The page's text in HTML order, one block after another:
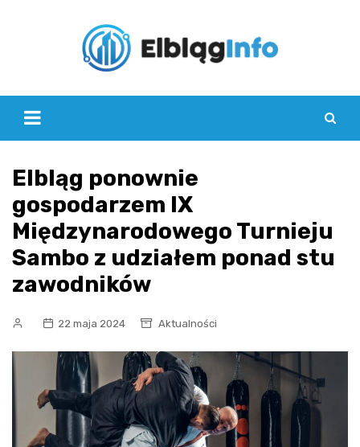
Elbląg ponownie
gospodarzem IX
Międzynarodowego Turnieju
Sambo z udziałem ponad stu
zawodników
22 maja 2024 Aktualności